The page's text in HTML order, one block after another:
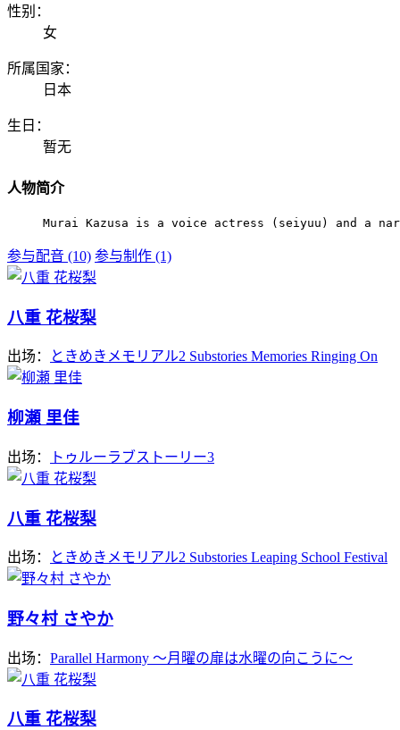
性别：
女
所属国家：
日本
生日：
暂无
人物简介
Murai Kazusa is a voice actress (seiyuu) and a
参与配音 (10) 参与制作 (1)
八重 花桜梨
出场： ときめきメモリアル2 Substories Memories Ringing On
柳瀬 里佳
出场： トゥルーラブストーリー3
八重 花桜梨
出场： ときめきメモリアル2 Substories Leaping School Festival
野々村 さやか
出场： Parallel Harmony ～月曜の扉は水曜の向こうに～
八重 花桜梨